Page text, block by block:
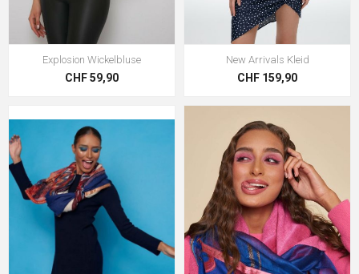
Explosion Wickelbluse
CHF 59,90
New Arrivals Kleid
CHF 159,90